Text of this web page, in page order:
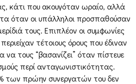
κάτι που ακουγόταν ωραίο, αλλά
όταν οι υπάλληλοι προσπαθούσαν
τους. Επιπλέον οι συμφωνίες
τέτοιους όρους που έδιναν
να τους “βασανίζει” όταν πίστευε
περί ανταγωνιστικότητας.
των πρώην συνεργατών του δεν